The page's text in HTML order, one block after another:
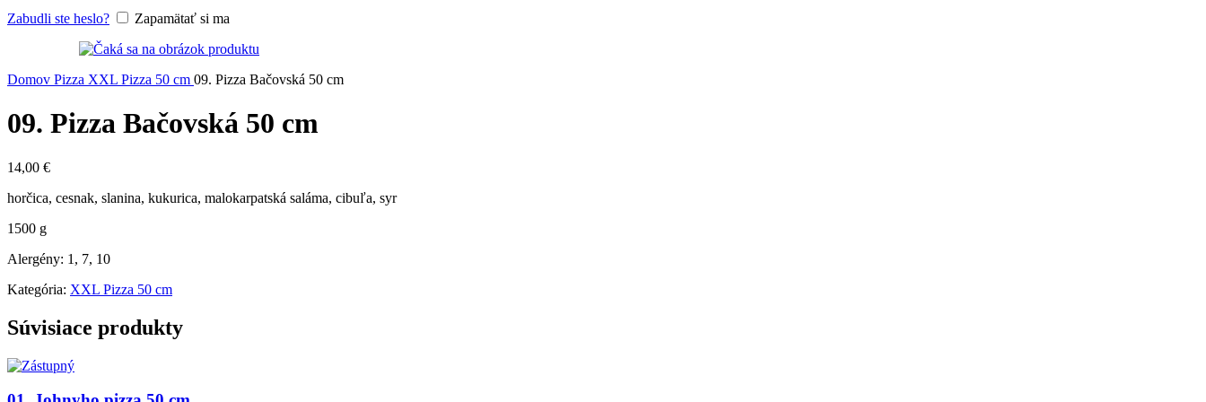
Zabudli ste heslo? Zapamätať si ma
Domov Pizza XXL Pizza 50 cm 09. Pizza Bačovská 50 cm
09. Pizza Bačovská 50 cm
14,00 €
horčica, cesnak, slanina, kukurica, malokarpatská saláma, cibuľa, syr
1500 g
Alergény: 1, 7, 10
Kategória: XXL Pizza 50 cm
Súvisiace produkty